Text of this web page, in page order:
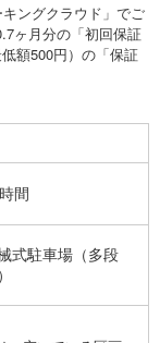
ングクラウド」でご
ヶ月分の「初回保証
額500円）の「保証
間
式駐車場（多段